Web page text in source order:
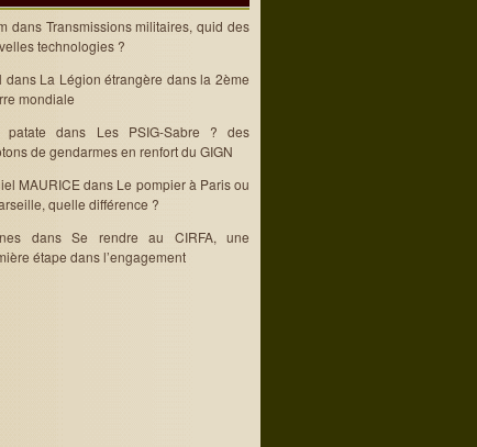
dans Transmissions militaires, quid des
technologies ?
dans La Légion étrangère dans la 2ème
mondiale
patate dans Les PSIG-Sabre ? des
de gendarmes en renfort du GIGN
MAURICE dans Le pompier à Paris ou
quelle différence ?
dans Se rendre au CIRFA, une
étape dans l’engagement